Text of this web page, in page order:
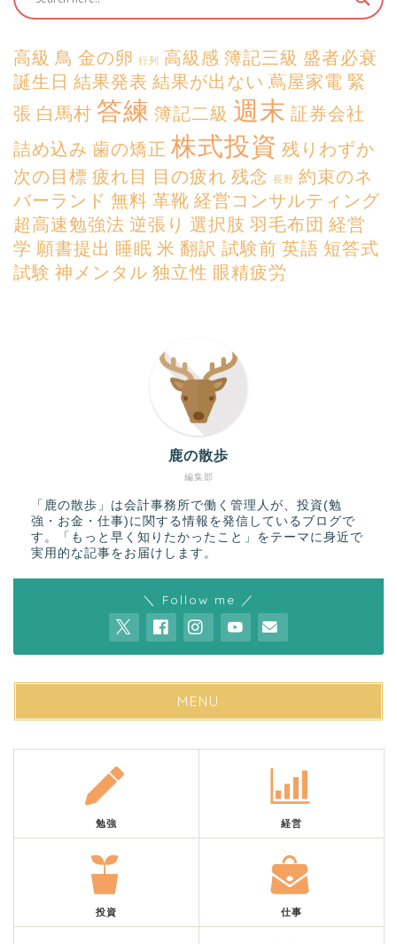
高級 鳥 金の卵 行列 高級感 簿記三級 盛者必衰
誕生日 結果発表 結果が出ない 蔦屋家電 緊
張 白馬村 答練 簿記二級 週末 証券会社
詰め込み 歯の矯正 株式投資 残りわずか
次の目標 疲れ目 目の疲れ 残念 長野 約束のネ
バーランド 無料 革靴 経営コンサルティング
超高速勉強法 逆張り 選択肢 羽毛布団 経営
学 願書提出 睡眠 米 翻訳 試験前 英語 短答式
試験 神メンタル 独立性 眼精疲労
編集部
鹿の散歩
「鹿の散歩」は会計事務所で働く管理人が、投資(勉
強・お金・仕事)に関する情報を発信しているブログで
す。「もっと早く知りたかったこと」をテーマに身近で
実用的な記事をお届けします。
＼ Follow me ／
MENU
勉強 経営
投資 仕事